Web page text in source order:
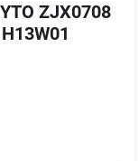
ZJX0708